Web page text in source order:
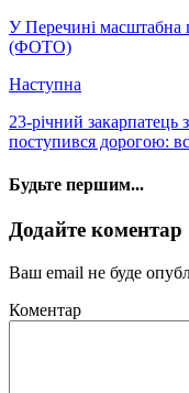
У Перечині масштабна
(ФОТО)
Наступна
23-річний закарпатець
поступився дорогою:
Будьте першим...
Додайте коментар
Ваш email не буде
Коментар